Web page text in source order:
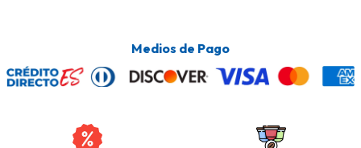
Medios de Pago